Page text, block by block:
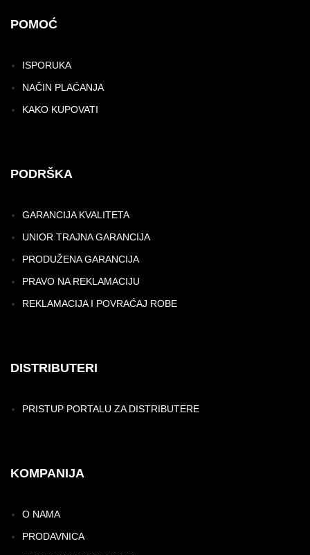
POMOĆ
ISPORUKA
NAČIN PLAĆANJA
KAKO KUPOVATI
PODRŠKA
GARANCIJA KVALITETA
UNIOR TRAJNA GARANCIJA
PRODUŽENA GARANCIJA
PRAVO NA REKLAMACIJU
REKLAMACIJA I POVRAĆAJ ROBE
DISTRIBUTERI
PRISTUP PORTALU ZA DISTRIBUTERE
KOMPANIJA
O NAMA
PRODAVNICA